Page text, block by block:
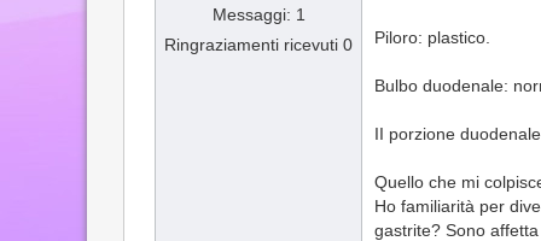
Messaggi: 1
Ringraziamenti ricevuti 0
Piloro: plastico.
Bulbo duodenale:
II porzione
Quello che mi
Ho familiarità per
gastrite? Sono